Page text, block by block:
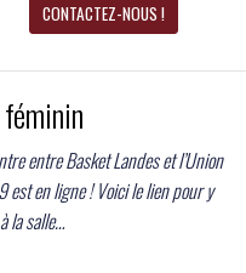
CONTACTEZ-NOUS !
entre Basket Landes et l’Union
est en ligne ! Voici le lien pour y
la salle…